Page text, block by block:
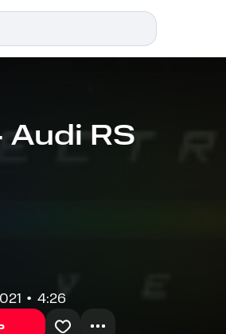
Audi RS
4:26